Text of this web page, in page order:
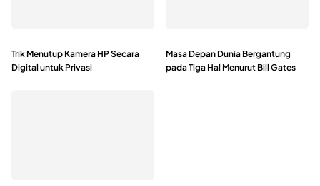
Trik Menutup Kamera HP Secara
Digital untuk Privasi
Masa Depan Dunia Bergantung
pada Tiga Hal Menurut Bill Gates